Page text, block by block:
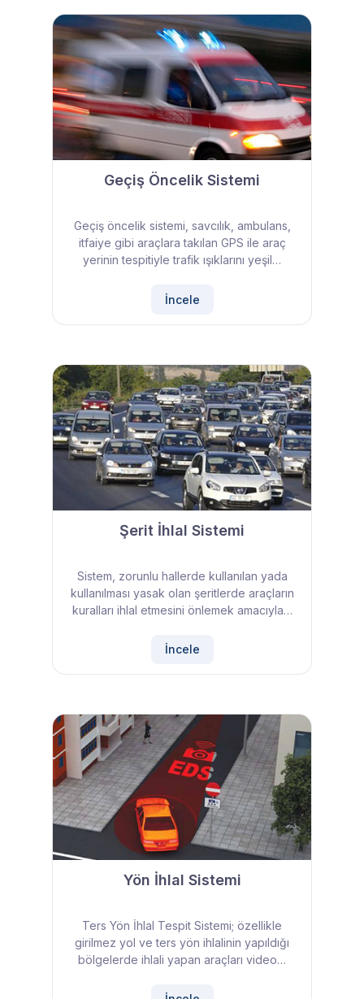
Geçiş Öncelik Sistemi
Geçiş öncelik sistemi, savcılık, ambulans,
itfaiye gibi araçlara takılan GPS ile araç
yerinin tespitiyle trafik ışıklarını yeşil…
İncele
Şerit İhlal Sistemi
Sistem, zorunlu hallerde kullanılan yada
kullanılması yasak olan şeritlerde araçların
kuralları ihlal etmesini önlemek amacıyla…
İncele
Yön İhlal Sistemi
Ters Yön İhlal Tespit Sistemi; özellikle
girilmez yol ve ters yön ihlalinin yapıldığı
bölgelerde ihlali yapan araçları video…